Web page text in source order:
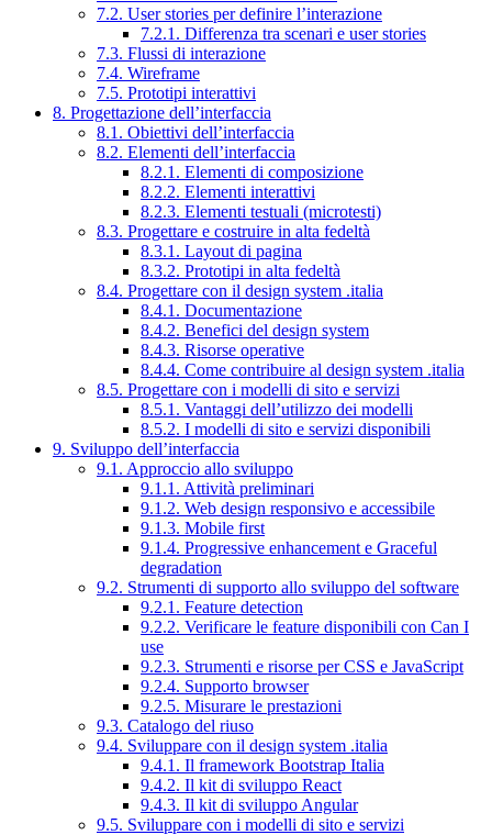
7.2. User stories per definire l’interazione
7.2.1. Differenza tra scenari e user stories
7.3. Flussi di interazione
7.4. Wireframe
7.5. Prototipi interattivi
8. Progettazione dell’interfaccia
8.1. Obiettivi dell’interfaccia
8.2. Elementi dell’interfaccia
8.2.1. Elementi di composizione
8.2.2. Elementi interattivi
8.2.3. Elementi testuali (microtesti)
8.3. Progettare e costruire in alta fedeltà
8.3.1. Layout di pagina
8.3.2. Prototipi in alta fedeltà
8.4. Progettare con il design system .italia
8.4.1. Documentazione
8.4.2. Benefici del design system
8.4.3. Risorse operative
8.4.4. Come contribuire al design system .italia
8.5. Progettare con i modelli di sito e servizi
8.5.1. Vantaggi dell’utilizzo dei modelli
8.5.2. I modelli di sito e servizi disponibili
9. Sviluppo dell’interfaccia
9.1. Approccio allo sviluppo
9.1.1. Attività preliminari
9.1.2. Web design responsivo e accessibile
9.1.3. Mobile first
9.1.4. Progressive enhancement e Graceful
degradation
9.2. Strumenti di supporto allo sviluppo del software
9.2.1. Feature detection
9.2.2. Verificare le feature disponibili con Can I
use
9.2.3. Strumenti e risorse per CSS e JavaScript
9.2.4. Supporto browser
9.2.5. Misurare le prestazioni
9.3. Catalogo del riuso
9.4. Sviluppare con il design system .italia
9.4.1. Il framework Bootstrap Italia
9.4.2. Il kit di sviluppo React
9.4.3. Il kit di sviluppo Angular
9.5. Sviluppare con i modelli di sito e servizi